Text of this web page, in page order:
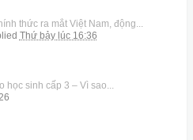
thức ra mắt Việt Nam, động...
Thứ bảy lúc 16:36
học sinh cấp 3 – Vì sao...